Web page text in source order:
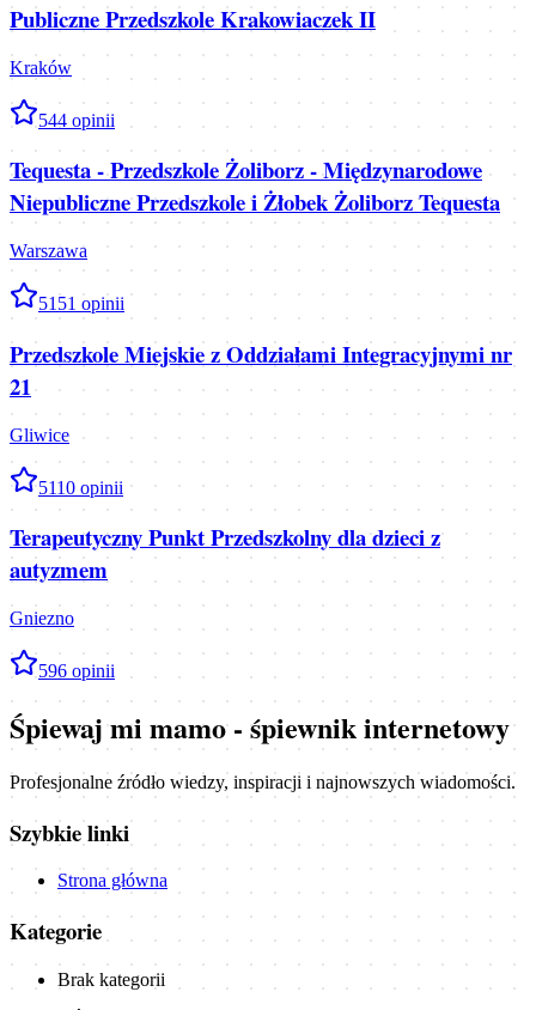
Publiczne Przedszkole Krakowiaczek II
Kraków
544 opinii
Tequesta - Przedszkole Żoliborz - Międzynarodowe
Niepubliczne Przedszkole i Żłobek Żoliborz Tequesta
Warszawa
5151 opinii
Przedszkole Miejskie z Oddziałami Integracyjnymi nr
21
Gliwice
5110 opinii
Terapeutyczny Punkt Przedszkolny dla dzieci z
autyzmem
Gniezno
596 opinii
Śpiewaj mi mamo - śpiewnik internetowy
Profesjonalne źródło wiedzy, inspiracji i najnowszych wiadomości.
Szybkie linki
Strona główna
Kategorie
Brak kategorii